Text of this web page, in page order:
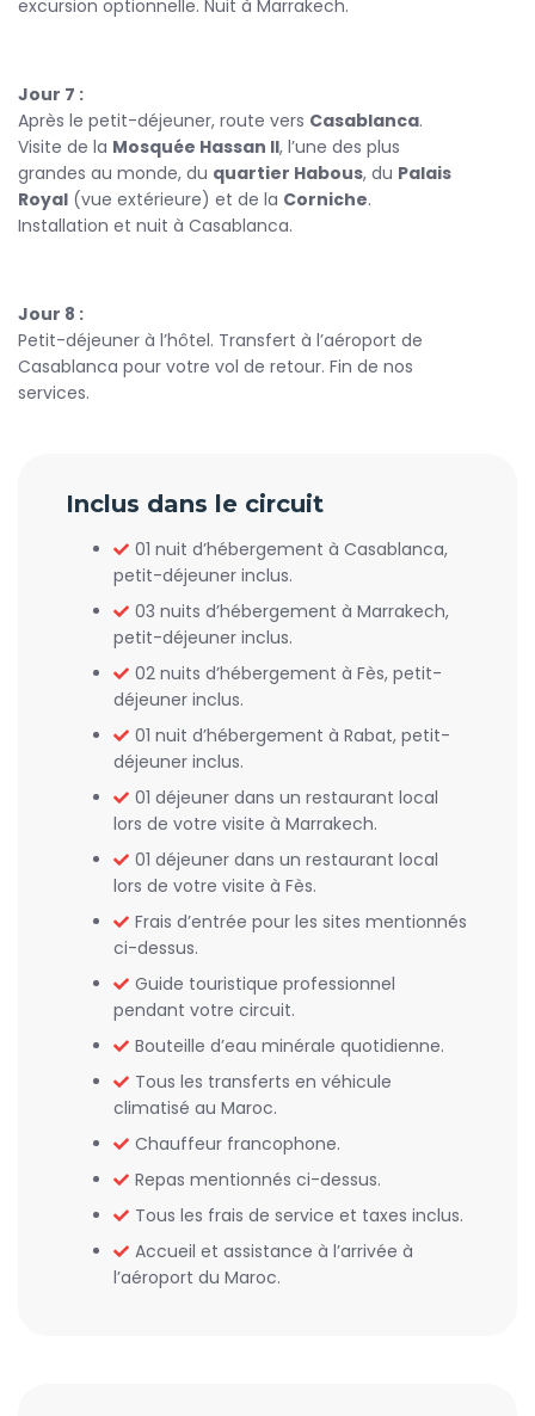
excursion optionnelle. Nuit à Marrakech.
Jour 7 :
Après le petit-déjeuner, route vers Casablanca.
Visite de la Mosquée Hassan II, l’une des plus
grandes au monde, du quartier Habous, du Palais
Royal (vue extérieure) et de la Corniche.
Installation et nuit à Casablanca.
Jour 8 :
Petit-déjeuner à l’hôtel. Transfert à l’aéroport de
Casablanca pour votre vol de retour. Fin de nos
services.
Inclus dans le circuit
01 nuit d’hébergement à Casablanca,
petit-déjeuner inclus.
03 nuits d’hébergement à Marrakech,
petit-déjeuner inclus.
02 nuits d’hébergement à Fès, petit-
déjeuner inclus.
01 nuit d’hébergement à Rabat, petit-
déjeuner inclus.
01 déjeuner dans un restaurant local
lors de votre visite à Marrakech.
01 déjeuner dans un restaurant local
lors de votre visite à Fès.
Frais d’entrée pour les sites mentionnés
ci-dessus.
Guide touristique professionnel
pendant votre circuit.
Bouteille d’eau minérale quotidienne.
Tous les transferts en véhicule
climatisé au Maroc.
Chauffeur francophone.
Repas mentionnés ci-dessus.
Tous les frais de service et taxes inclus.
Accueil et assistance à l’arrivée à
l’aéroport du Maroc.